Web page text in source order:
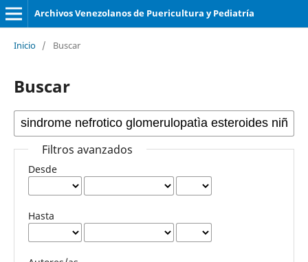
Archivos Venezolanos de Puericultura y Pediatría
Inicio / Buscar
Buscar
Filtros avanzados
Desde
Hasta